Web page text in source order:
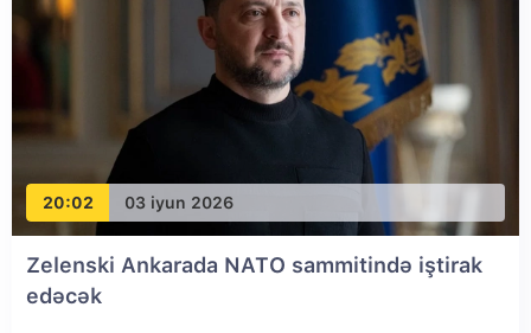
20:02 03 iyun 2026
Zelenski Ankarada NATO sammitində iştirak
edəcək